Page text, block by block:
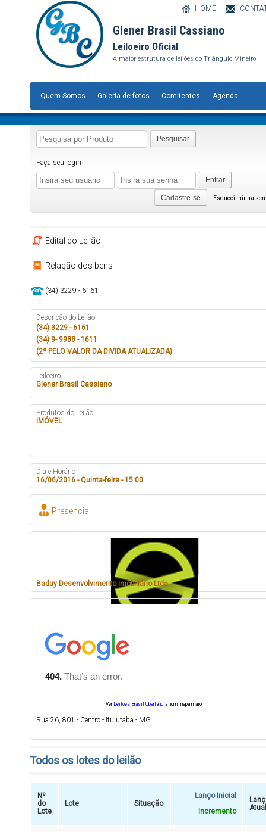
Glener Brasil Cassiano
Leiloeiro Oficial
A maior estrutura de leilões do Triângulo Mineiro
HOME
Quem Somos Galeria de fotos Comitentes Agenda
Pesquisar
Faça seu login
Entrar
Esqueci minha
Cadastre-se
Edital do Leilão
Relação dos bens
(34) 3229 - 6161
Descrição do Leilão
(34) 3229 - 6161
(34) 9- 9988 - 1611
(2º PELO VALOR DA DIVIDA ATUALIZADA)
Leiloeiro
Glener Brasil Cassiano
Produtos do Leilão
IMÓVEL
Dia e Horário
16/06/2016 - Quinta-feira - 15:00
Presencial
Baduy Desenvolvimento Imobiliário Ltda
Ver Leilões Brasil Uberlândia num mapa maior
Rua 26, 801 - Centro - Ituiutaba - MG
Todos os lotes do leilão
Nº
do
Lote
Lote Situação
Lanço Inicial
Incremento
Atual